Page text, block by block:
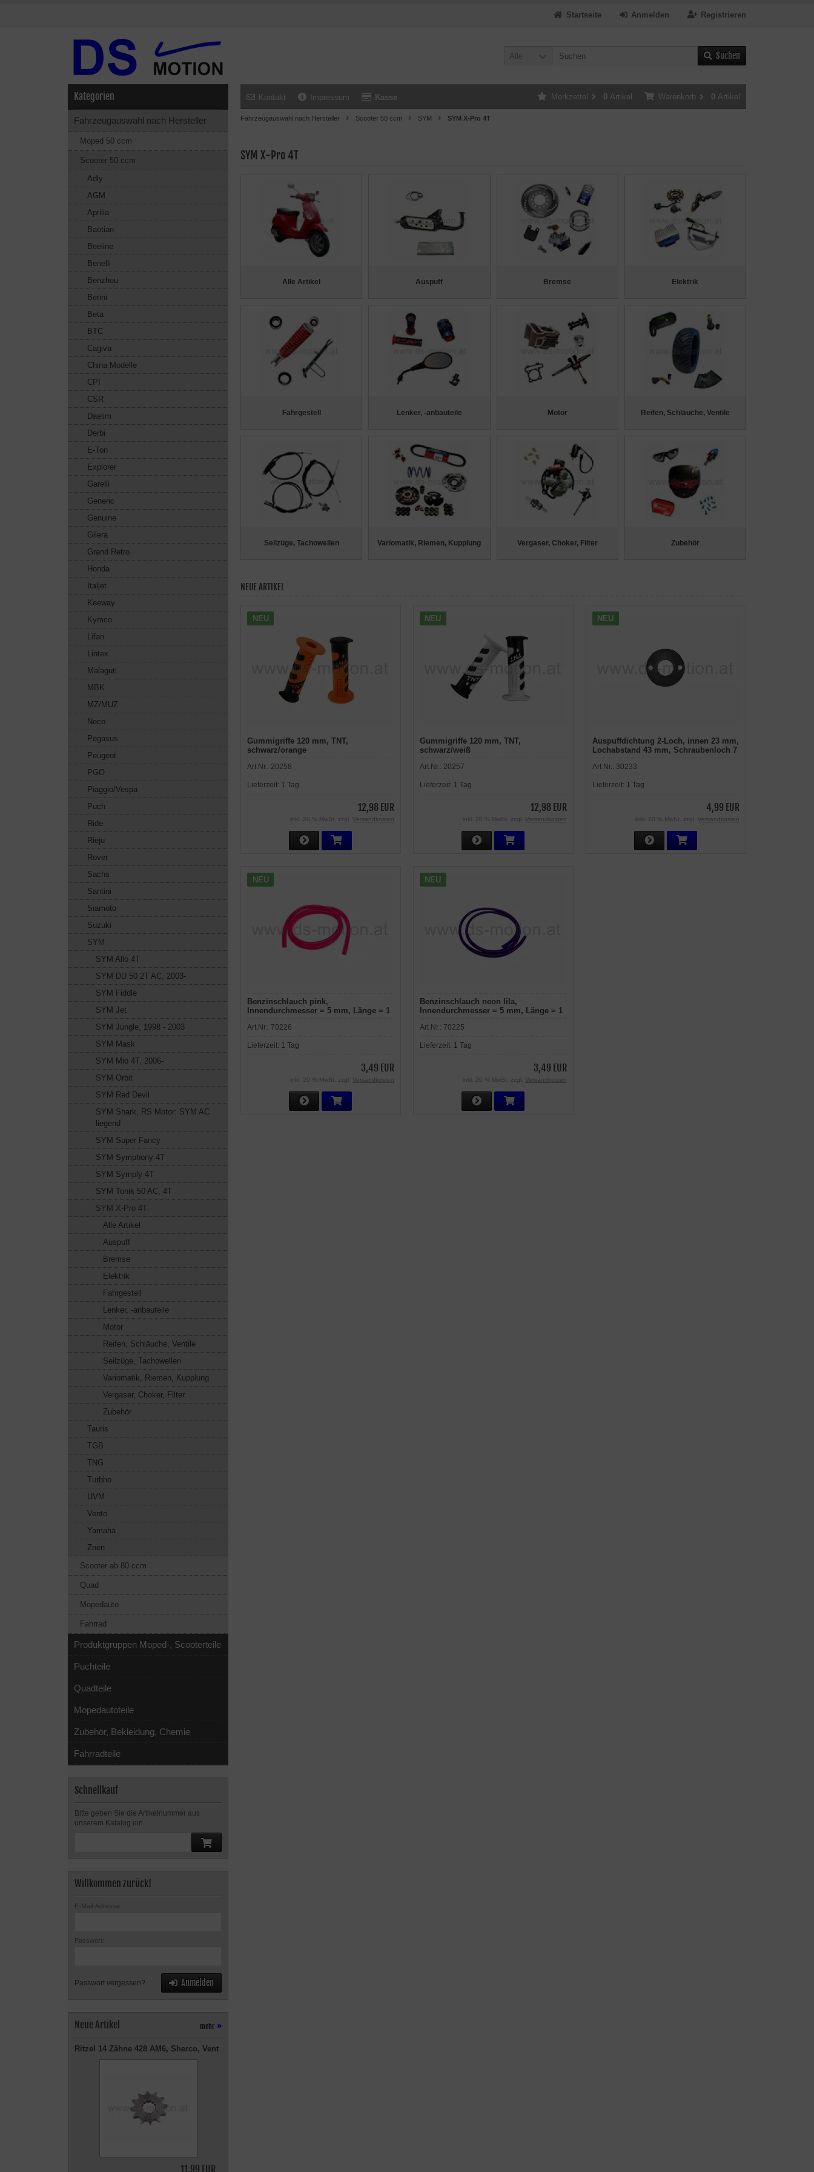
Registrieren
Anmelden
Startseite
Alle Suchen
Kontakt Impressum Kasse Warenkorb 0 Artikel
Merkzettel 0 Artikel
Fahrzeugauswahl nach Hersteller Scooter 50 ccm SYM SYM X-Pro 4T
SYM X-Pro 4T
Alle Artikel Auspuff Bremse Elektrik
Fahrgestell Lenker, -anbauteile Motor Reifen, Schläuche, Ventile
Seilzüge, Tachowellen Variomatik, Riemen, Kupplung Vergaser, Choker, Filter Zubehör
NEUE ARTIKEL
NEU
Gummigriffe 120 mm, TNT,
schwarz/orange
Art.Nr.: 20258
Lieferzeit: 1 Tag
12,98 EUR
inkl. 20 % MwSt. zzgl. Versandkosten
NEU
Gummigriffe 120 mm, TNT,
schwarz/weiß
Art.Nr.: 20257
Lieferzeit: 1 Tag
12,98 EUR
inkl. 20 % MwSt. zzgl. Versandkosten
NEU
Auspuffdichtung 2-Loch, innen 23 mm,
Lochabstand 43 mm, Schraubenloch 7
Art.Nr.: 30233
Lieferzeit: 1 Tag
4,99 EUR
inkl. 20 % MwSt. zzgl. Versandkosten
NEU
Benzinschlauch pink,
Innendurchmesser = 5 mm, Länge = 1
Art.Nr.: 70226
Lieferzeit: 1 Tag
3,49 EUR
inkl. 20 % MwSt. zzgl. Versandkosten
NEU
Benzinschlauch neon lila,
Innendurchmesser = 5 mm, Länge = 1
Art.Nr.: 70225
Lieferzeit: 1 Tag
3,49 EUR
inkl. 20 % MwSt. zzgl. Versandkosten
Kategorien
Fahrzeugauswahl nach Hersteller
Moped 50 ccm
Scooter 50 ccm
Adly
AGM
Aprilia
Baotian
Beeline
Benelli
Benzhou
Berini
Beta
BTC
Cagiva
China Modelle
CPI
CSR
Daelim
Derbi
E-Ton
Explorer
Garelli
Generic
Genuine
Gilera
Grand Retro
Honda
Italjet
Keeway
Kymco
Lifan
Lintex
Malaguti
MBK
MZ/MUZ
Neco
Pegasus
Peugeot
PGO
Piaggio/Vespa
Puch
Ride
Rieju
Rover
Sachs
Santini
Siamoto
Suzuki
SYM
SYM Allo 4T
SYM DD 50 2T AC, 2003-
SYM Fiddle
SYM Jet
SYM Jungle, 1998 - 2003
SYM Mask
SYM Mio 4T, 2006-
SYM Orbit
SYM Red Devil
SYM Shark, RS Motor: SYM AC
liegend
SYM Super Fancy
SYM Symphony 4T
SYM Symply 4T
SYM Tonik 50 AC, 4T
SYM X-Pro 4T
Alle Artikel
Auspuff
Bremse
Elektrik
Fahrgestell
Lenker, -anbauteile
Motor
Reifen, Schläuche, Ventile
Seilzüge, Tachowellen
Variomatik, Riemen, Kupplung
Vergaser, Choker, Filter
Zubehör
Tauris
TGB
TNG
Turbho
UVM
Vento
Yamaha
Znen
Scooter ab 80 ccm
Quad
Mopedauto
Fahrrad
Produktgruppen Moped-, Scooterteile
Puchteile
Quadteile
Mopedautoteile
Zubehör, Bekleidung, Chemie
Fahrradteile
Schnellkauf
Bitte geben Sie die Artikelnummer aus
unserem Katalog ein.
Willkommen zurück!
E-Mail-Adresse:
Passwort:
Passwort vergessen? Anmelden
Neue Artikel mehr »
Ritzel 14 Zähne 428 AM6, Sherco, Vent
11,99 EUR